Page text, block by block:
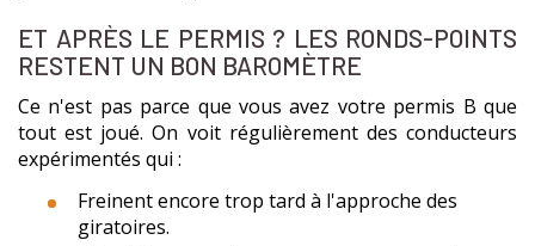
ET APRÈS LE PERMIS ? LES RONDS-POINTS
RESTENT UN BON BAROMÈTRE
Ce n'est pas parce que vous avez votre permis B que
tout est joué. On voit régulièrement des conducteurs
expérimentés qui :
Freinent encore trop tard à l'approche des
giratoires.